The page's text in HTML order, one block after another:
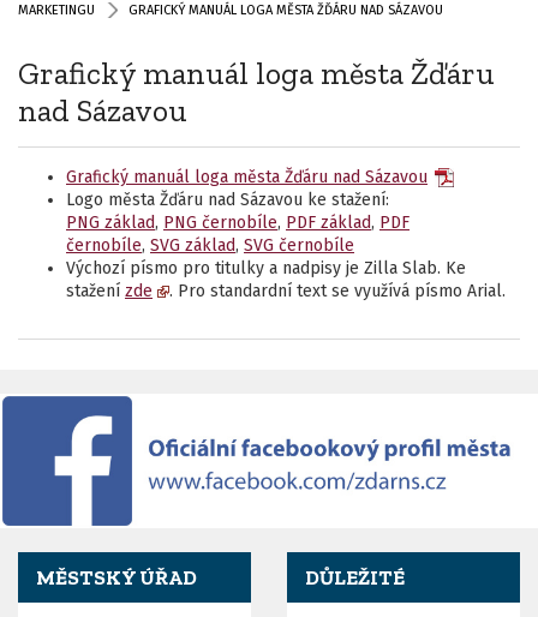
MARKETINGU
GRAFICKÝ MANUÁL LOGA MĚSTA ŽĎÁRU NAD SÁZAVOU
Grafický manuál loga města Žďáru
nad Sázavou
Grafický manuál loga města Žďáru nad Sázavou
Logo města Žďáru nad Sázavou ke stažení:
PNG základ, PNG černobíle, PDF základ, PDF
černobíle, SVG základ, SVG černobíle
Výchozí písmo pro titulky a nadpisy je Zilla Slab. Ke
stažení zde . Pro standardní text se využívá písmo Arial.
MĚSTSKÝ ÚŘAD DŮLEŽITÉ